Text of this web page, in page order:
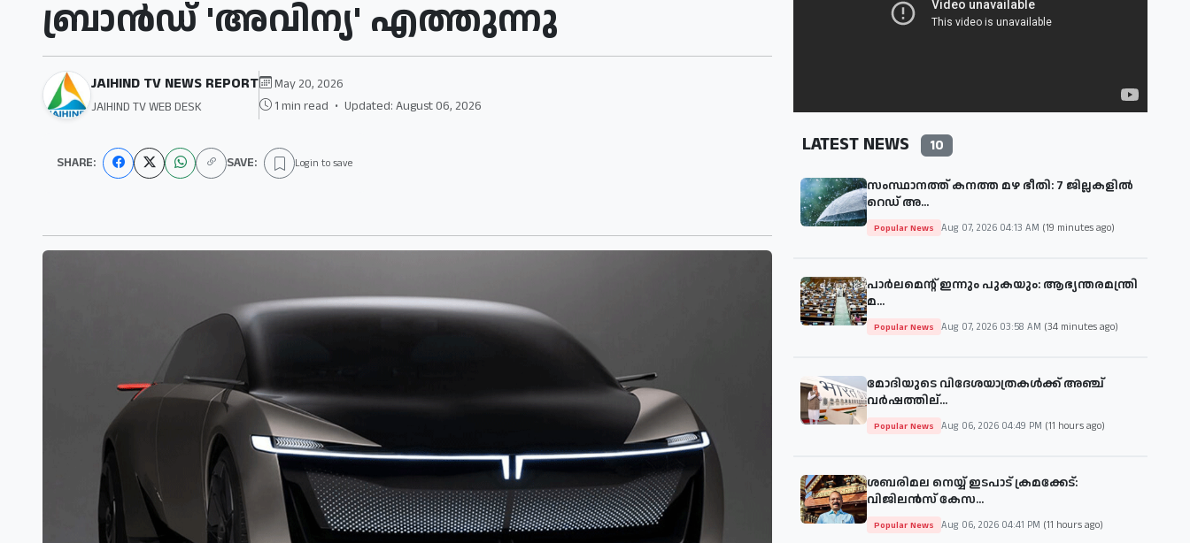
ബ്രാൻഡ് 'അവിന്യ' എത്തുന്നു
JAIHIND TV NEWS REPORT
JAIHIND TV WEB DESK
May 20, 2026
1 min read • Updated: August 06, 2026
SHARE: SAVE: Login to save
LATEST NEWS 10
സംസ്ഥാനത്ത് കനത്ത മഴ ഭീതി: 7 ജില്ലകളിൽ
റെഡ് അ...
Popular News Aug 07, 2026 04:13 AM (19 minutes ago)
പാര്‍ലമെന്റ് ഇന്നും പുകയും: ആഭ്യന്തരമന്ത്രി
മ...
Popular News Aug 07, 2026 03:58 AM (34 minutes ago)
മോദിയുടെ വിദേശയാത്രകള്‍ക്ക് അഞ്ച്
വര്‍ഷത്തില്...
Popular News Aug 06, 2026 04:49 PM (11 hours ago)
ശബരിമല നെയ്യ് ഇടപാട് ക്രമക്കേട്:
വിജിലൻസ് കേസ...
Popular News Aug 06, 2026 04:41 PM (11 hours ago)